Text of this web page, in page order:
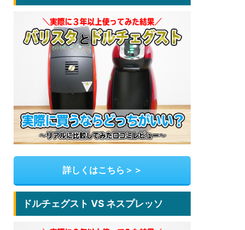
詳しくはこちら＞＞
ドルチェグスト VS ネスプレッソ